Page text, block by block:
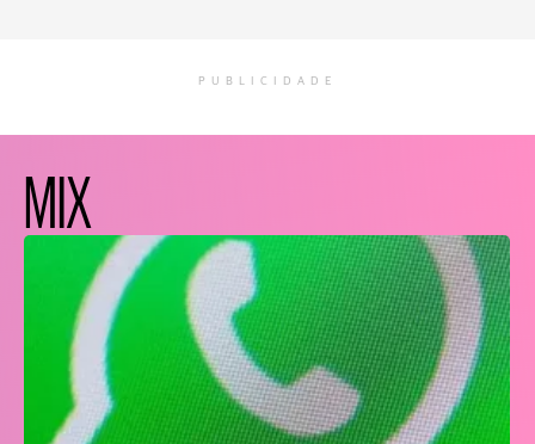
PUBLICIDADE
MIX